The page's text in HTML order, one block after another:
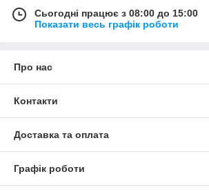
Сьогодні працює з 08:00 до 15:00
Показати весь графік роботи
Про нас
Контакти
Доставка та оплата
Графік роботи